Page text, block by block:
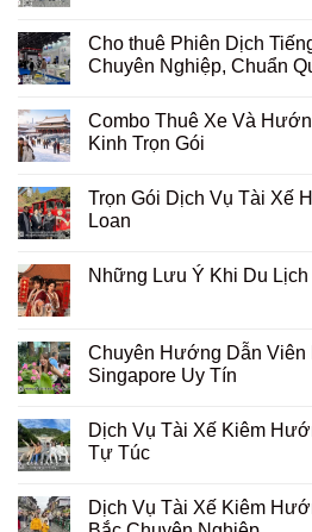
Cho thuê Phiên Dịch
Chuyên Nghiệp, Chuẩn
Combo Thuê Xe Và
Kinh Trọn Gói
Trọn Gói Dịch Vụ Tài Xế
Loan
Những Lưu Ý Khi Du Lịch
Chuyên Hướng Dẫn Viên
Singapore Uy Tín
Dịch Vụ Tài Xế Kiêm
Tự Túc
Dịch Vụ Tài Xế Kiêm